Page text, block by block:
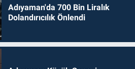
Adıyaman'da 700 Bin Liralık
Dolandırıcılık Önlendi